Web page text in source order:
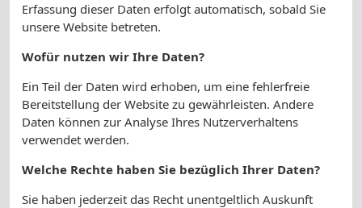
Erfassung dieser Daten erfolgt automatisch, sobald Sie
unsere Website betreten.
Wofür nutzen wir Ihre Daten?
Ein Teil der Daten wird erhoben, um eine fehlerfreie
Bereitstellung der Website zu gewährleisten. Andere
Daten können zur Analyse Ihres Nutzerverhaltens
verwendet werden.
Welche Rechte haben Sie bezüglich Ihrer Daten?
Sie haben jederzeit das Recht unentgeltlich Auskunft